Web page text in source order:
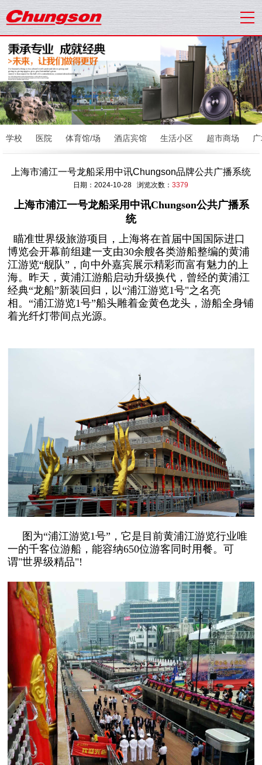
学校 医院 体育馆/场 酒店宾馆 生活小区 超市商场
上海市浦江一号龙船采用中讯Chungson品牌公共广播系统
日期：2024-10-28 浏览次数：3379
上海市浦江一号龙船采用中讯Chungson公共广播系
统
瞄准世界级旅游项目，上海将在首届中国国际进口
博览会开幕前组建一支由30余艘各类游船整编的黄浦
江游览“舰队”，向中外嘉宾展示精彩而富有魅力的上
海。昨天，黄浦江游船启动升级换代，曾经的黄浦江
经典“龙船”新装回归，以“浦江游览1号"之名亮
相。“浦江游览1号”船头雕着金黄色龙头，游船全身铺
着光纤灯带间点光源。
图为“浦江游览1号”，它是目前黄浦江游览行业唯
一的千客位游船，能容纳650位游客同时用餐。可
谓"世界级精品"!